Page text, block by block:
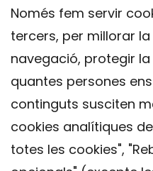
Només fem servir
tercers, per millorar
navegació, protegir
quantes persones
continguts susciten
cookies analítiques
totes les cookies",